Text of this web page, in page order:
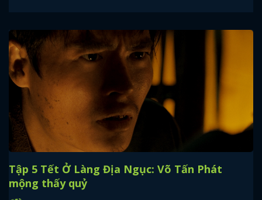
Tập 5 Tết Ở Làng Địa Ngục: Võ Tấn Phát
mộng thấy quỷ